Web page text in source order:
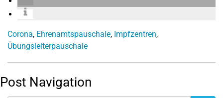
Corona, Ehrenamtspauschale, Impfzentren,
Übungsleiterpauschale
Post Navigation